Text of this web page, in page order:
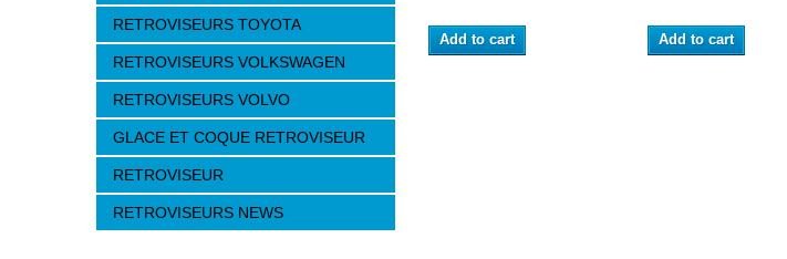
RETROVISEURS TOYOTA
RETROVISEURS VOLKSWAGEN
RETROVISEURS VOLVO
GLACE ET COQUE RETROVISEUR
RETROVISEUR
RETROVISEURS NEWS
Add to cart Add to cart